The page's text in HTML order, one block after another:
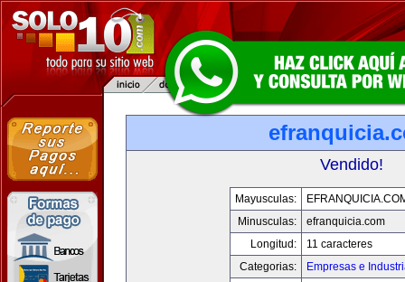
Vendido!
Mayusculas:
Minusculas:
efranquicia.com
Longitud:
11 caracteres
Categorias:
Empresas e